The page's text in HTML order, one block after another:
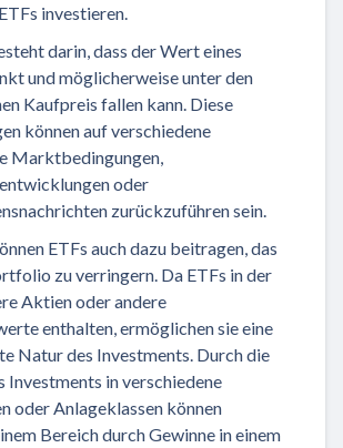
investieren.
darin, dass der Wert eines
und möglicherweise unter den
Kaufpreis fallen kann. Diese
können auf verschiedene
Marktbedingungen,
oder
zurückzuführen sein.
ETFs auch dazu beitragen, das
zu verringern. Da ETFs in der
Aktien oder andere
enthalten, ermöglichen sie eine
Natur des Investments. Durch die
Investments in verschiedene
oder Anlageklassen können
Bereich durch Gewinne in einem